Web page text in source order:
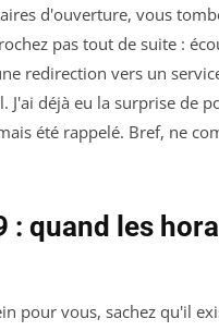
d'ouverture, vous
pas tout de suite :
redirection vers un
J'ai déjà eu la surprise de
été rappelé. Bref, ne
: quand les
pour vous, sachez qu'il